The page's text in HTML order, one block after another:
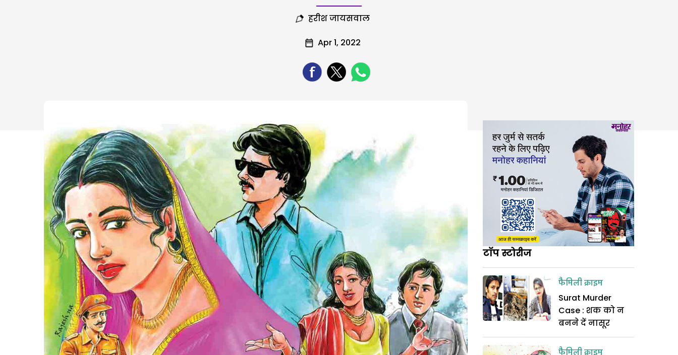
हरीश जायसवाल
Apr 1, 2022
टॉप स्टोरीज
फैमिली क्राइम
Surat Murder
Case : शक को न
बनने दें नासूर